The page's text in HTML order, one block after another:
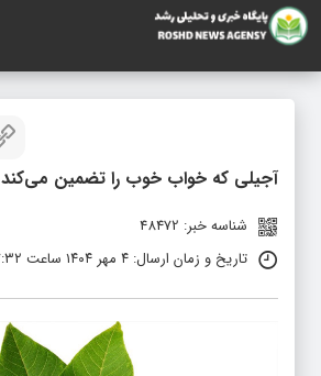
آجیلی که خواب خوب را تضمین می‌کند
شناسه خبر: 48472
تاریخ و زمان ارسال: ۴ مهر ۱۴۰۴ ساعت ۱۷:۳۲